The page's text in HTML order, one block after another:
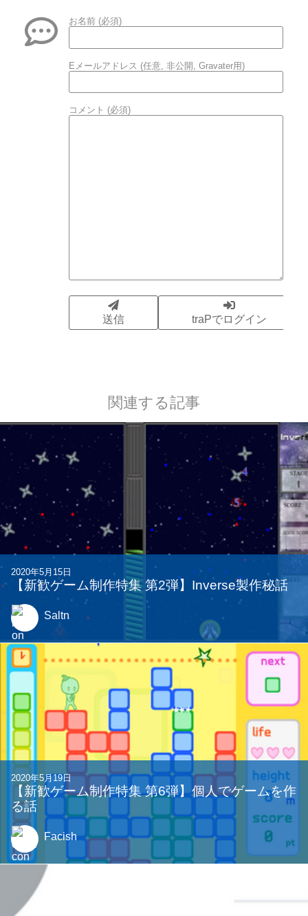
関連する記事
2020年5月15日
【新歓ゲーム制作特集 第2弾】Inverse製作秘話
Saltn
2020年5月19日
【新歓ゲーム制作特集 第6弾】個人でゲームを作
る話
Facish